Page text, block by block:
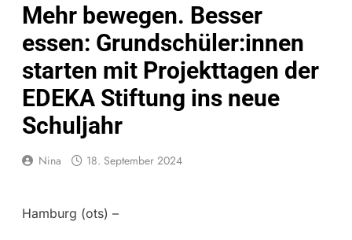
Mehr bewegen. Besser
essen: Grundschüler:innen
starten mit Projekttagen der
EDEKA Stiftung ins neue
Schuljahr
Nina 18. September 2024
Hamburg (ots) –